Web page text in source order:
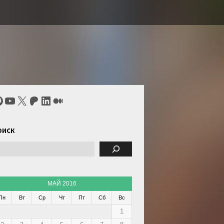
YouTube
X Patreon
LinkedIn
Средний
МАЙ 2016
Вт Ср Чт Пт Сб Вс
1